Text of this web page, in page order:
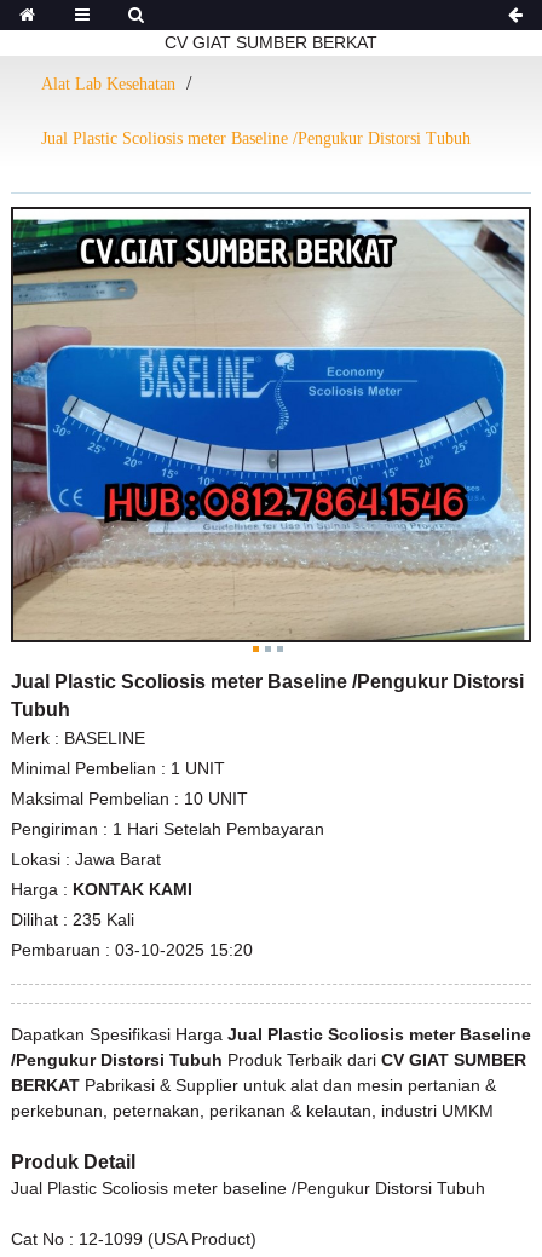
CV GIAT SUMBER BERKAT
Alat Lab Kesehatan
Jual Plastic Scoliosis meter Baseline /Pengukur Distorsi Tubuh
Jual Plastic Scoliosis meter Baseline /Pengukur Distorsi
Tubuh
Merk : BASELINE
Minimal Pembelian : 1 UNIT
Maksimal Pembelian : 10 UNIT
Pengiriman : 1 Hari Setelah Pembayaran
Lokasi : Jawa Barat
Harga : KONTAK KAMI
Dilihat : 235 Kali
Pembaruan : 03-10-2025 15:20
Dapatkan Spesifikasi Harga Jual Plastic Scoliosis meter Baseline
/Pengukur Distorsi Tubuh Produk Terbaik dari CV GIAT SUMBER
BERKATPabrikasi & Supplier untuk alat dan mesin pertanian &
perkebunan, peternakan, perikanan & kelautan, industri UMKM
Produk Detail
Jual Plastic Scoliosis meter baseline /Pengukur Distorsi Tubuh
Cat No : 12-1099 (USA Product)